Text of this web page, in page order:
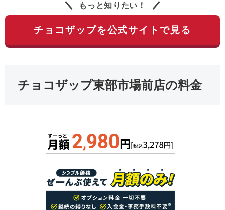
もっと知りたい！
チョコザップを公式サイトで見る
チョコザップ東部市場前店の料金